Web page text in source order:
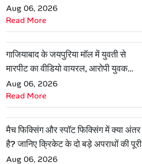
गिरफ्तार
Aug 06, 2026
Read More
गाजियाबाद के जयपुरिया मॉल में युवती से
मारपीट का वीडियो वायरल, आरोपी युवक
हिरासत में
Aug 06, 2026
Read More
मैच फिक्सिंग और स्पॉट फिक्सिंग में क्या अंतर
है? जानिए क्रिकेट के दो बड़े अपराधों की पूरी
कहानी
Aug 06, 2026